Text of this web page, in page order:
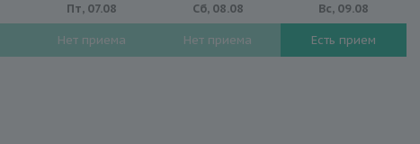
Пт, 07.08
Нет приема
Сб, 08.08
Нет приема
Вс, 09.08
Есть прием